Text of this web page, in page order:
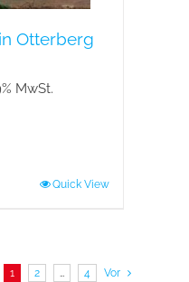
Otterberg
MwSt.
Quick View
1 2 … 4 Vor